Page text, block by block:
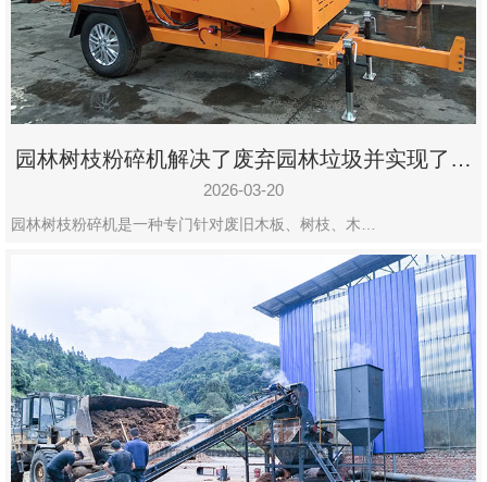
园林树枝粉碎机解决了废弃园林垃圾并实现了再
利用
2026-03-20
园林树枝粉碎机是一种专门针对废旧木板、树枝、木…